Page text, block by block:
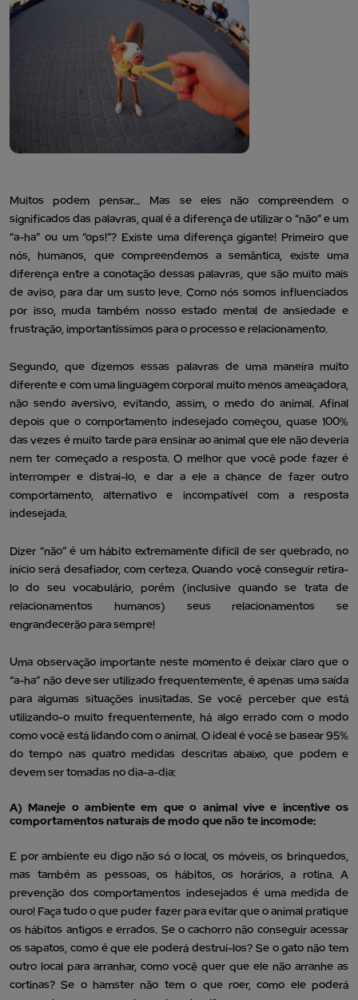
Muitos podem pensar… Mas se eles não compreendem o
significados das palavras, qual é a diferença de utilizar o “não” e um
“a-ha” ou um “ops!”? Existe uma diferença gigante! Primeiro que
nós, humanos, que compreendemos a semântica, existe uma
diferença entre a conotação dessas palavras, que são muito mais
de aviso, para dar um susto leve. Como nós somos influenciados
por isso, muda também nosso estado mental de ansiedade e
frustração, importantíssimos para o processo e relacionamento.
Segundo, que dizemos essas palavras de uma maneira muito
diferente e com uma linguagem corporal muito menos ameaçadora,
não sendo aversivo, evitando, assim, o medo do animal. Afinal
depois que o comportamento indesejado começou, quase 100%
das vezes é muito tarde para ensinar ao animal que ele não deveria
nem ter começado a resposta. O melhor que você pode fazer é
interromper e distrai-lo, e dar a ele a chance de fazer outro
comportamento, alternativo e incompatível com a resposta
indesejada.
Dizer “não” é um hábito extremamente difícil de ser quebrado, no
início será desafiador, com certeza. Quando você conseguir retira-
lo do seu vocabulário, porém (inclusive quando se trata de
relacionamentos humanos) seus relacionamentos se
engrandecerão para sempre!
Uma observação importante neste momento é deixar claro que o
“a-ha” não deve ser utilizado frequentemente, é apenas uma saída
para algumas situações inusitadas. Se você perceber que está
utilizando-o muito frequentemente, há algo errado com o modo
como você está lidando com o animal. O ideal é você se basear 95%
do tempo nas quatro medidas descritas abaixo, que podem e
devem ser tomadas no dia-a-dia:
A) Maneje o ambiente em que o animal vive e incentive os
comportamentos naturais de modo que não te incomode:
E por ambiente eu digo não só o local, os móveis, os brinquedos,
mas também as pessoas, os hábitos, os horários, a rotina. A
prevenção dos comportamentos indesejados é uma medida de
ouro! Faça tudo o que puder fazer para evitar que o animal pratique
os hábitos antigos e errados. Se o cachorro não conseguir acessar
os sapatos, como é que ele poderá destruí-los? Se o gato não tem
outro local para arranhar, como você quer que ele não arranhe as
cortinas? Se o hamster não tem o que roer, como ele poderá